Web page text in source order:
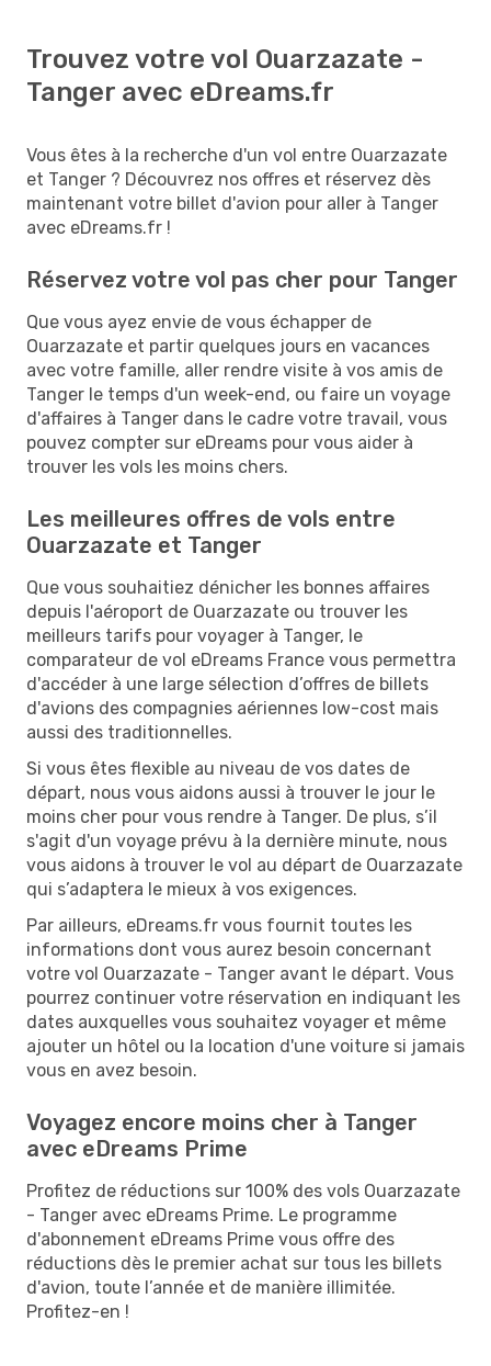
Trouvez votre vol Ouarzazate -
Tanger avec eDreams.fr
Vous êtes à la recherche d'un vol entre Ouarzazate
et Tanger ? Découvrez nos offres et réservez dès
maintenant votre billet d'avion pour aller à Tanger
avec eDreams.fr !
Réservez votre vol pas cher pour Tanger
Que vous ayez envie de vous échapper de
Ouarzazate et partir quelques jours en vacances
avec votre famille, aller rendre visite à vos amis de
Tanger le temps d'un week-end, ou faire un voyage
d'affaires à Tanger dans le cadre votre travail, vous
pouvez compter sur eDreams pour vous aider à
trouver les vols les moins chers.
Les meilleures offres de vols entre
Ouarzazate et Tanger
Que vous souhaitiez dénicher les bonnes affaires
depuis l'aéroport de Ouarzazate ou trouver les
meilleurs tarifs pour voyager à Tanger, le
comparateur de vol eDreams France vous permettra
d'accéder à une large sélection d’offres de billets
d'avions des compagnies aériennes low-cost mais
aussi des traditionnelles.
Si vous êtes flexible au niveau de vos dates de
départ, nous vous aidons aussi à trouver le jour le
moins cher pour vous rendre à Tanger. De plus, s’il
s'agit d'un voyage prévu à la dernière minute, nous
vous aidons à trouver le vol au départ de Ouarzazate
qui s’adaptera le mieux à vos exigences.
Par ailleurs, eDreams.fr vous fournit toutes les
informations dont vous aurez besoin concernant
votre vol Ouarzazate - Tanger avant le départ. Vous
pourrez continuer votre réservation en indiquant les
dates auxquelles vous souhaitez voyager et même
ajouter un hôtel ou la location d'une voiture si jamais
vous en avez besoin.
Voyagez encore moins cher à Tanger
avec eDreams Prime
Profitez de réductions sur 100% des vols Ouarzazate
- Tanger avec eDreams Prime. Le programme
d'abonnement eDreams Prime vous offre des
réductions dès le premier achat sur tous les billets
d'avion, toute l’année et de manière illimitée.
Profitez-en !